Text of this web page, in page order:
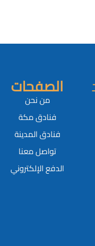
الصفحات
من نحن
فنادق مكة
فنادق المدينة
تواصل معنا
الدفع الإلكتروني